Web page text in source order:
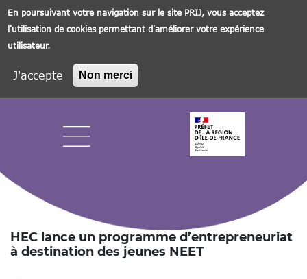
En poursuivant votre navigation sur le site PRIJ, vous acceptez
l'utilisation de cookies permettant d'améliorer votre expérience
utilisateur.
J'accepte Non merci
HEC lance un programme d’entrepreneuriat
à destination des jeunes NEET